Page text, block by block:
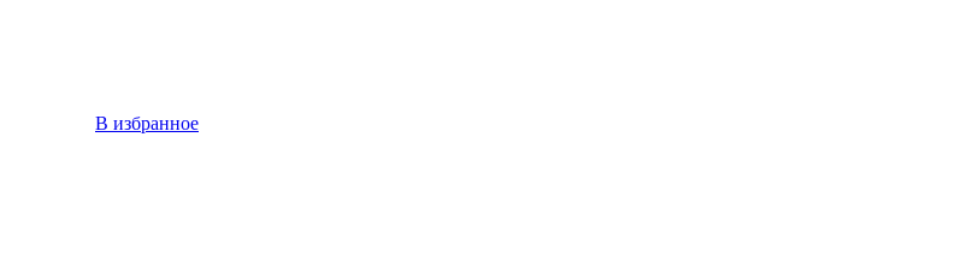
В избранное